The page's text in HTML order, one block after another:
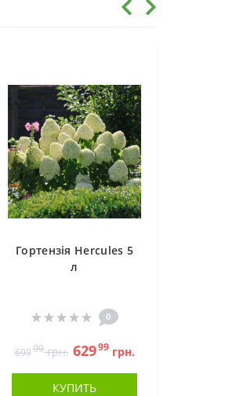
Гортензія Hercules 5
л
0
69999грн. 62999грн.
КУПИТЬ